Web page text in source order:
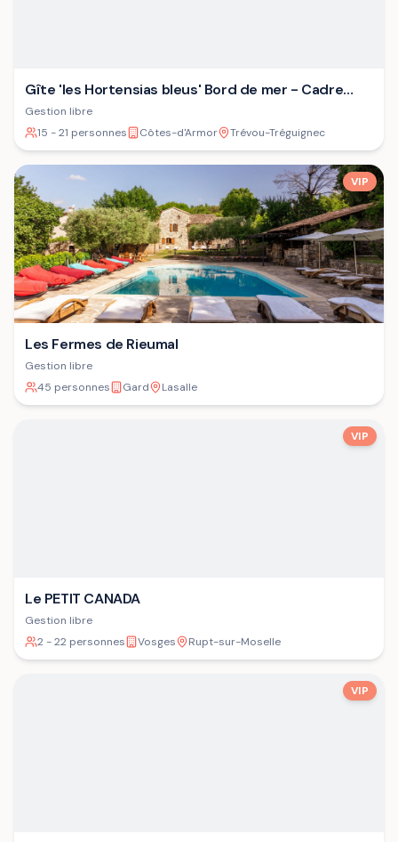
Gîte 'les Hortensias bleus' Bord de mer - Cadre
verdoyant - Plage
Gestion libre
15 - 21 personnes
Côtes-d'Armor Trévou-Tréguignec
VIP
Les Fermes de Rieumal
Gestion libre
45 personnes
Gard Lasalle
VIP
Le PETIT CANADA
Gestion libre
2 - 22 personnes
Vosges Rupt-sur-Moselle
VIP